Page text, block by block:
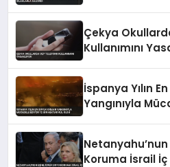
Çekya
Kullanımını
İspanya Yılın
Yangınıyla
Koruma İsrail